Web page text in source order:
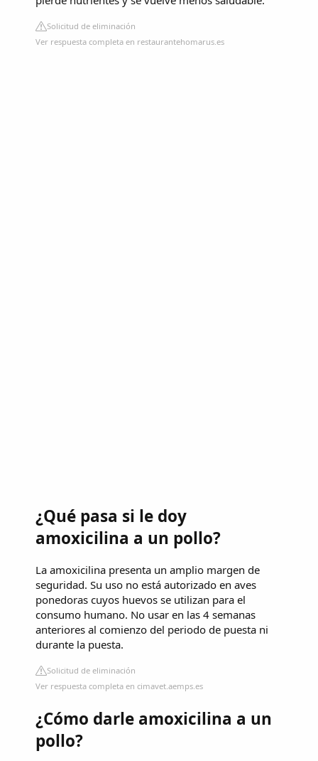
Solicitud de eliminación
Ver respuesta completa en restaurantehomarus.es
¿Qué pasa si le doy
amoxicilina a un pollo?
La amoxicilina presenta un amplio margen de
seguridad. Su uso no está autorizado en aves
ponedoras cuyos huevos se utilizan para el
consumo humano. No usar en las 4 semanas
anteriores al comienzo del periodo de puesta ni
durante la puesta.
Solicitud de eliminación
Ver respuesta completa en cimavet.aemps.es
¿Cómo darle amoxicilina a un
pollo?